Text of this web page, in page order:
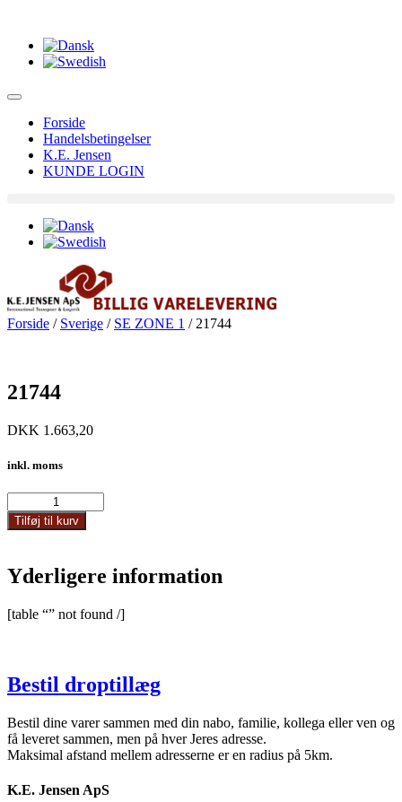
Forside
Handelsbetingelser
K.E. Jensen
KUNDE LOGIN
Forside / Sverige / SE ZONE 1 / 21744
21744
DKK 1.663,20
inkl. moms
antal
Tilføj til kurv
Yderligere information
[table “” not found /]
Bestil droptillæg
Bestil dine varer sammen med din nabo, familie, kollega eller ven og
få leveret sammen, men på hver Jeres adresse.
Maksimal afstand mellem adresserne er en radius på 5km.
K.E. Jensen ApS